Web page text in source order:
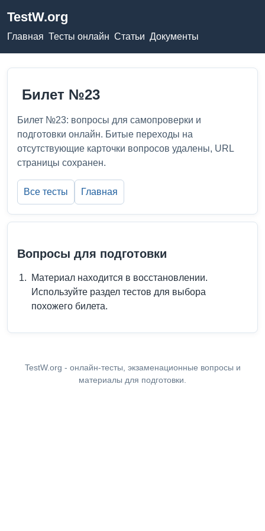
TestW.org
Главная Тесты онлайн Статьи Документы
Билет №23
Билет №23: вопросы для самопроверки и
подготовки онлайн. Битые переходы на
отсутствующие карточки вопросов удалены, URL
страницы сохранен.
Все тесты Главная
Вопросы для подготовки
Материал находится в восстановлении.
Используйте раздел тестов для выбора
похожего билета.
TestW.org - онлайн-тесты, экзаменационные вопросы и
материалы для подготовки.